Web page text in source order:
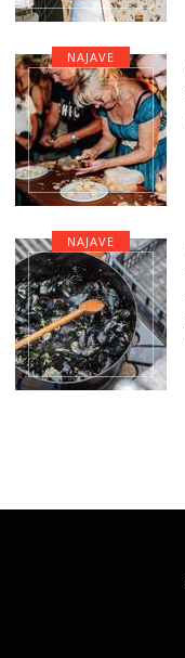
NAJAVE
NAJAVE